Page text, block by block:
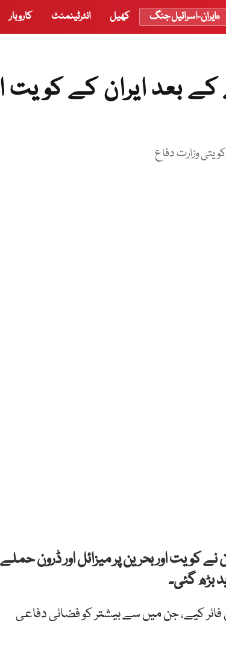
ایران-اسرائیل جنگ کھیل انٹرٹینمنٹ کاروبار
بعد ایران کے کویت
وزارت دفاع
کویت اور بحرین پر میزائل اور ڈرون حملے
گئی۔
کیے، جن میں سے بیشتر کو فضائی دفاعی